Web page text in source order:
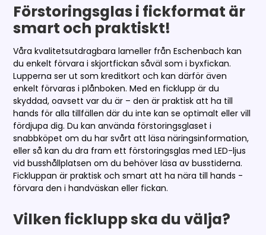
Förstoringsglas i fickformat är
smart och praktiskt!
Våra kvalitetsutdragbara lameller från Eschenbach kan
du enkelt förvara i skjortfickan såväl som i byxfickan.
Lupperna ser ut som kreditkort och kan därför även
enkelt förvaras i plånboken. Med en ficklupp är du
skyddad, oavsett var du är – den är praktisk att ha till
hands för alla tillfällen där du inte kan se optimalt eller vill
fördjupa dig. Du kan använda förstoringsglaset i
snabbköpet om du har svårt att läsa näringsinformation,
eller så kan du dra fram ett förstoringsglas med LED-ljus
vid busshållplatsen om du behöver läsa av busstiderna.
Fickluppan är praktisk och smart att ha nära till hands -
förvara den i handväskan eller fickan.
Vilken ficklupp ska du välja?